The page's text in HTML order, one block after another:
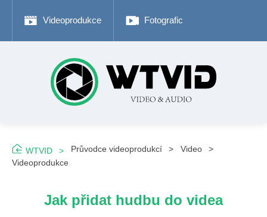
Videoprodukce Fotografické tipy
WTVID Průvodce videoprodukcí
Video
Videoprodukce
Jak přidat hudbu do videa